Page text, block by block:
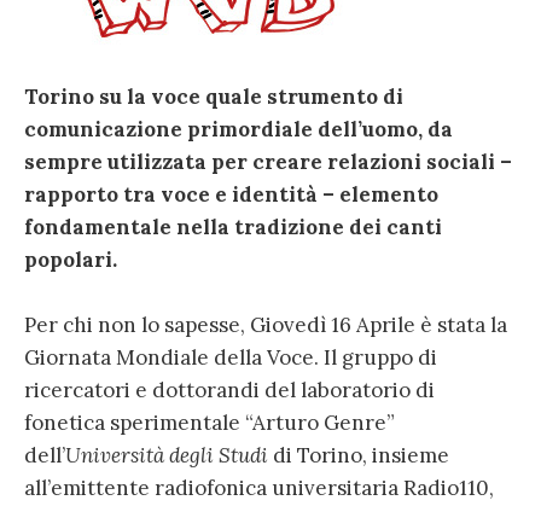
Torino su la voce quale strumento di
comunicazione primordiale dell’uomo, da
sempre utilizzata per creare relazioni sociali –
rapporto tra voce e identità – elemento
fondamentale nella tradizione dei canti
popolari.
Per chi non lo sapesse, Giovedì 16 Aprile è stata la
Giornata Mondiale della Voce. Il gruppo di
ricercatori e dottorandi del laboratorio di
fonetica sperimentale “Arturo Genre”
dell’Università degli Studi di Torino, insieme
all’emittente radiofonica universitaria Radio110,